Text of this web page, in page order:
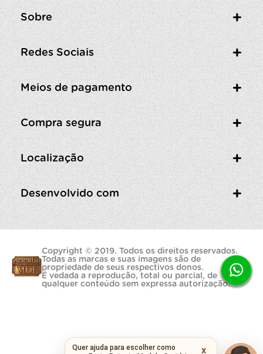
Sobre
Redes Sociais
Meios de pagamento
Compra segura
Localização
Desenvolvido com
Copyright © 2019. Todos os direitos reservados.
Todas as marcas e suas imagens são de
propriedade de seus respectivos donos.
É vedada a reprodução, total ou parcial, de
qualquer conteúdo sem expressa autorização.